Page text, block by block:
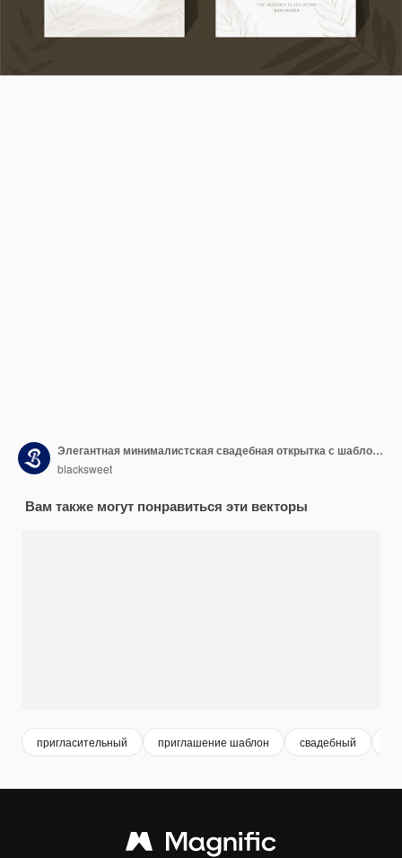
Элегантная минималистская свадебная открытка с шаблоном оформления листьев
blacksweet
Вам также могут понравиться эти векторы
пригласительный приглашение шаблон свадебный